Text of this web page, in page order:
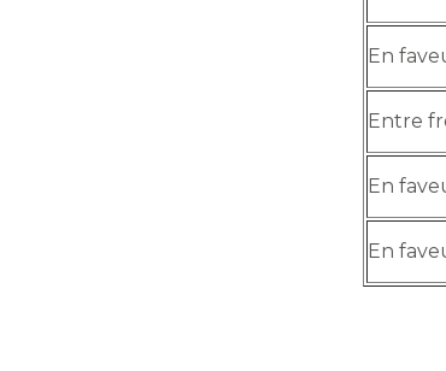
En
Entre
En
En